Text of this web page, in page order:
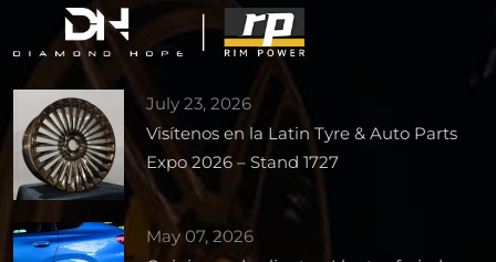
July 23, 2026
Visítenos en la Latin Tyre & Auto Parts
Expo 2026 – Stand 1727
May 07, 2026